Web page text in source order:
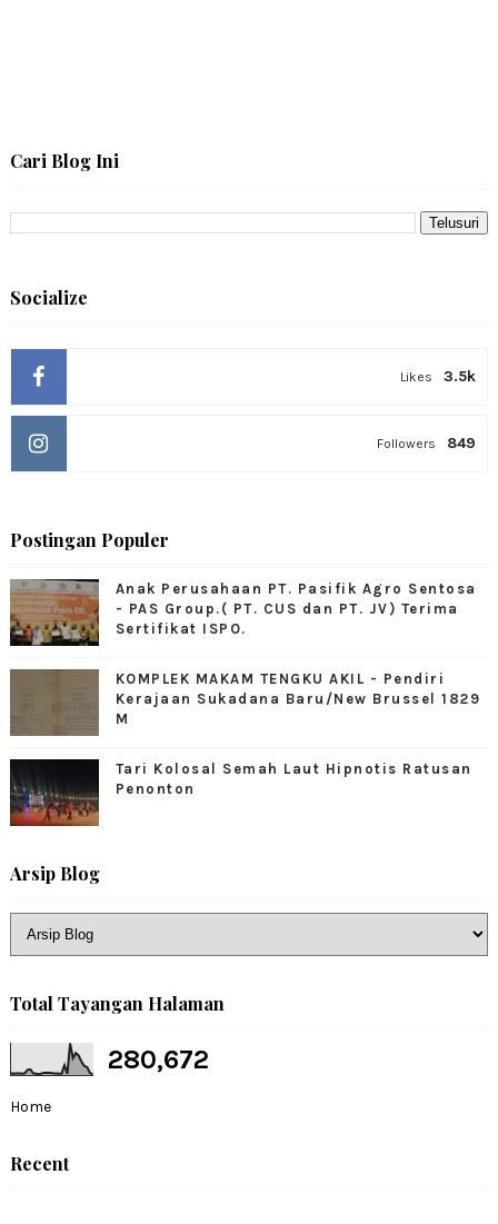
Cari Blog Ini
Socialize
3.5k
Likes
849
Followers
Postingan Populer
Anak Perusahaan PT. Pasifik Agro Sentosa
- PAS Group.( PT. CUS dan PT. JV) Terima
Sertifikat ISPO.
KOMPLEK MAKAM TENGKU AKIL - Pendiri
Kerajaan Sukadana Baru/New Brussel 1829
M
Tari Kolosal Semah Laut Hipnotis Ratusan
Penonton
Arsip Blog
Total Tayangan Halaman
280,672
Home
Recent